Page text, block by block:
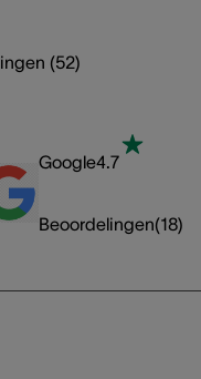
(52)
Google4.7
Beoordelingen(18)